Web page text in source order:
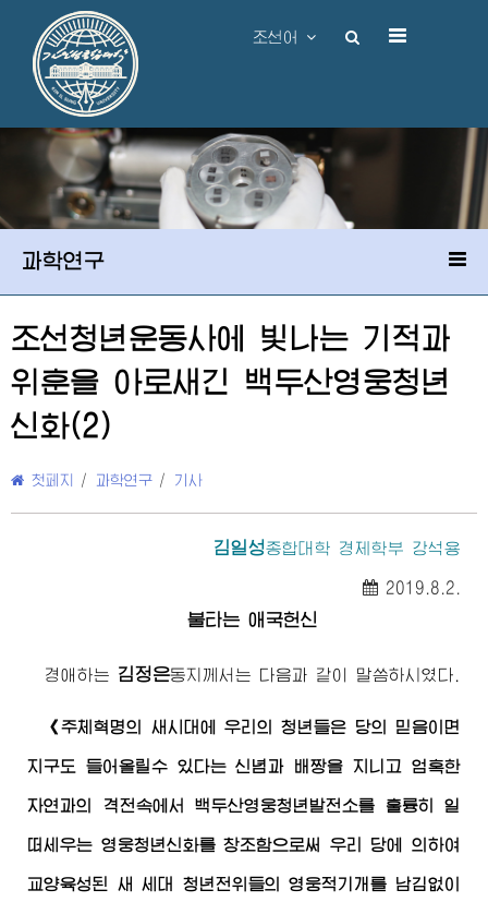
조선어
과학연구
조선청년운동사에 빛나는 기적과
위훈을 아로새긴 백두산영웅청년
신화(2)
첫페지 / 과학연구 / 기사
김일성종합대학 경제학부 강석용
2019.8.2.
불타는 애국헌신
경애하는 김정은동지 께서는 다음과 같이 말씀하시였다.
《주체혁명의 새시대에 우리의 청년들은 당의 믿음이면
지구도 들어올릴수 있다는 신념과 배짱을 지니고 엄혹한
자연과의 격전속에서 백두산영웅청년발전소를 훌륭히 일
떠세우는 영웅청년신화를 창조함으로써 우리 당에 의하여
교양육성된 새 세대 청년전위들의 영웅적기개를 남김없이